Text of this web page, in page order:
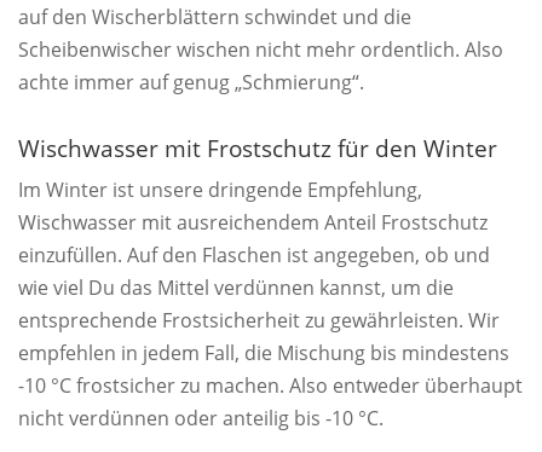
auf den Wischerblättern schwindet und die
Scheibenwischer wischen nicht mehr ordentlich. Also
achte immer auf genug „Schmierung“.
Wischwasser mit Frostschutz für den Winter
Im Winter ist unsere dringende Empfehlung,
Wischwasser mit ausreichendem Anteil Frostschutz
einzufüllen. Auf den Flaschen ist angegeben, ob und
wie viel Du das Mittel verdünnen kannst, um die
entsprechende Frostsicherheit zu gewährleisten. Wir
empfehlen in jedem Fall, die Mischung bis mindestens
-10 °C frostsicher zu machen. Also entweder überhaupt
nicht verdünnen oder anteilig bis -10 °C.